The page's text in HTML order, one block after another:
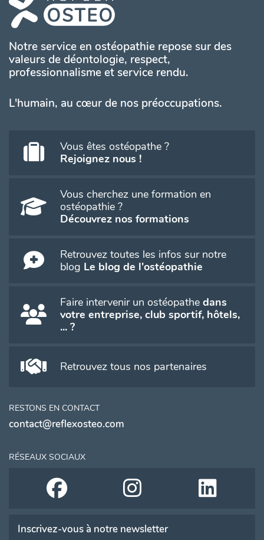
Notre service en ostéopathie repose sur des
valeurs de déontologie, respect,
professionnalisme et service rendu.
L'humain, au cœur de nos préoccupations.
Vous êtes ostéopathe ?
Rejoignez nous !
Vous cherchez une formation en
ostéopathie ?
Découvrez nos formations
Retrouvez toutes les infos sur notre
blog Le blog de l'ostéopathie
Faire intervenir un ostéopathe dans
votre entreprise, club sportif, hôtels,
... ?
Retrouvez tous nos partenaires
RESTONS EN CONTACT
contact@reflexosteo.com
RÉSEAUX SOCIAUX
Inscrivez-vous à notre newsletter